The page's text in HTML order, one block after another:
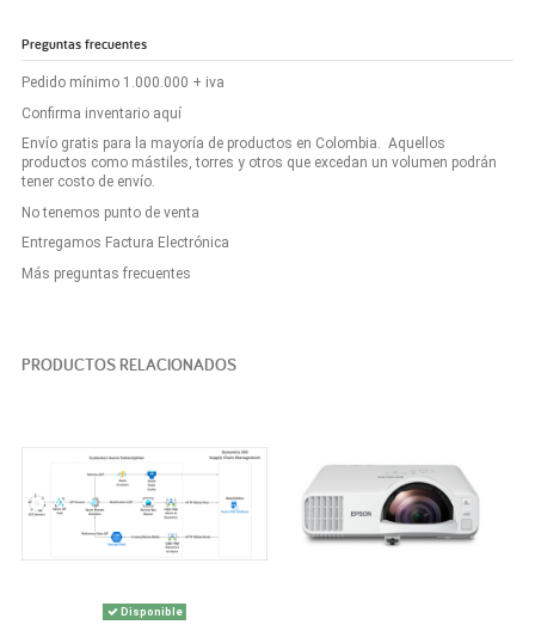
Preguntas frecuentes
Pedido mínimo 1.000.000 + iva
Confirma inventario aquí
Envío gratis para la mayoría de productos en Colombia. Aquellos
productos como mástiles, torres y otros que excedan un volumen podrán
tener costo de envío.
No tenemos punto de venta
Entregamos Factura Electrónica
Más preguntas frecuentes
PRODUCTOS RELACIONADOS
Disponible